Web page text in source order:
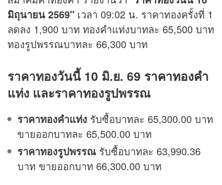
มิถุนายน 2569" เวลา 09:02 น. ราคาทองครั้งที่ 1
ลดลง 1,900 บาท ทองคำแท่งบาทละ 65,500 บาท
ทองรูปพรรณบาทละ 66,300 บาท
ราคาทองวันนี้ 10 มิ.ย. 69 ราคาทองคำ
แท่ง และราคาทองรูปพรรณ
ราคาทองคำแท่ง รับซื้อบาทละ 65,300.00 บาท
ขายออกบาทละ 65,500.00 บาท
ราคาทองรูปพรรณ รับซื้อบาทละ 63,990.36
บาท ขายออกบาท 66,300.00 บาท